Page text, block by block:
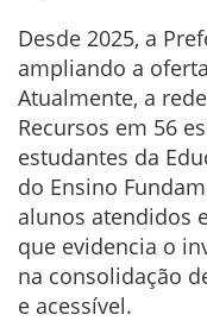
Desde 2025, a
ampliando a
Atualmente, a
Recursos em 56
estudantes da
do Ensino
alunos atendidos
que evidencia o
na consolidação
e acessível.